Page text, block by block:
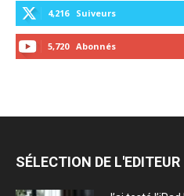
4,216 Suiveurs
5,720 Abonnés
SÉLECTION DE L'EDITEUR